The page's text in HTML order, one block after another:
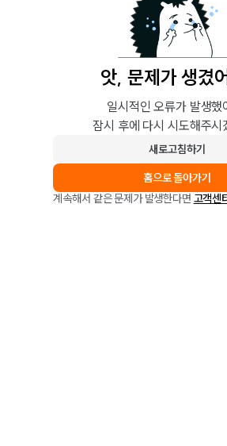
앗, 문제가 생겼
일시적인 오류가 발생했
잠시 후에 다시 시도해주시
새로고침하기
홈으로 돌아가기
계속해서 같은 문제가 발생한다면 고객센